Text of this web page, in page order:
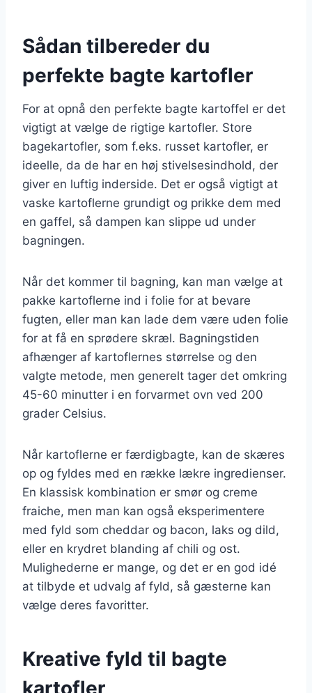
Sådan tilbereder du
perfekte bagte kartofler
For at opnå den perfekte bagte kartoffel er det
vigtigt at vælge de rigtige kartofler. Store
bagekartofler, som f.eks. russet kartofler, er
ideelle, da de har en høj stivelsesindhold, der
giver en luftig inderside. Det er også vigtigt at
vaske kartoflerne grundigt og prikke dem med
en gaffel, så dampen kan slippe ud under
bagningen.
Når det kommer til bagning, kan man vælge at
pakke kartoflerne ind i folie for at bevare
fugten, eller man kan lade dem være uden folie
for at få en sprødere skræl. Bagningstiden
afhænger af kartoflernes størrelse og den
valgte metode, men generelt tager det omkring
45-60 minutter i en forvarmet ovn ved 200
grader Celsius.
Når kartoflerne er færdigbagte, kan de skæres
op og fyldes med en række lækre ingredienser.
En klassisk kombination er smør og creme
fraiche, men man kan også eksperimentere
med fyld som cheddar og bacon, laks og dild,
eller en krydret blanding af chili og ost.
Mulighederne er mange, og det er en god idé
at tilbyde et udvalg af fyld, så gæsterne kan
vælge deres favoritter.
Kreative fyld til bagte
kartofler